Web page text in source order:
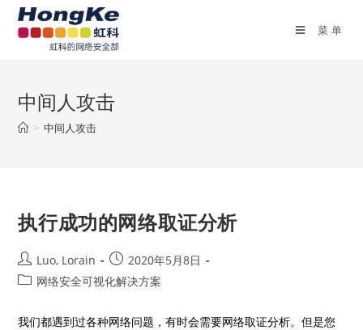
菜单
中间人攻击
> 中间人攻击
执行成功的网络取证分析
Luo, Lorain
2020年5月8日
网络安全可视化解决方案
我们都遇到过各种网络问题，有时会需要网络取证分析。但是您